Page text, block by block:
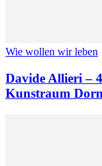
Wie wollen wir leben
Davide Allieri –
Kunstraum